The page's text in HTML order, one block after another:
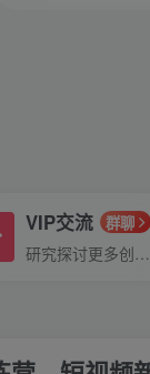
VIP交流 群聊
研究探讨更多创业项目路子。